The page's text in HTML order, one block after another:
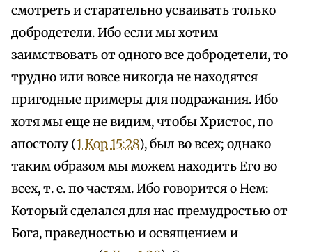
смотреть и старательно усваивать только
добродетели. Ибо если мы хотим
заимствовать от одного все добродетели, то
трудно или вовсе никогда не находятся
пригодные примеры для подражания. Ибо
хотя мы еще не видим, чтобы Христос, по
апостолу (1 Кор 15:28), был во всех; однако
таким образом мы можем находить Его во
всех, т. е. по частям. Ибо говорится о Нем:
Который сделался для нас премудростью от
Бога, праведностью и освящением и